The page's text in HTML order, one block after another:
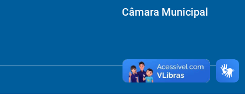
Câmara Municipal